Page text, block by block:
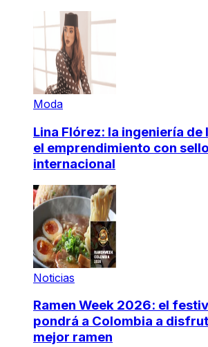
Moda
Lina Flórez: la ingeniería de
el emprendimiento con sello
internacional
Noticias
Ramen Week 2026: el
pondrá a Colombia a
mejor ramen